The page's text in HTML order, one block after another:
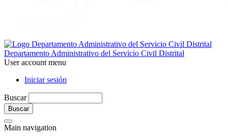
Departamento Administrativo del Servicio Civil Distrital
User account menu
Iniciar sesión
Buscar
Main navigation